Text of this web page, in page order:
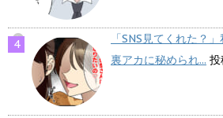
「SNS見てくれた？
裏アカに秘められ... 投